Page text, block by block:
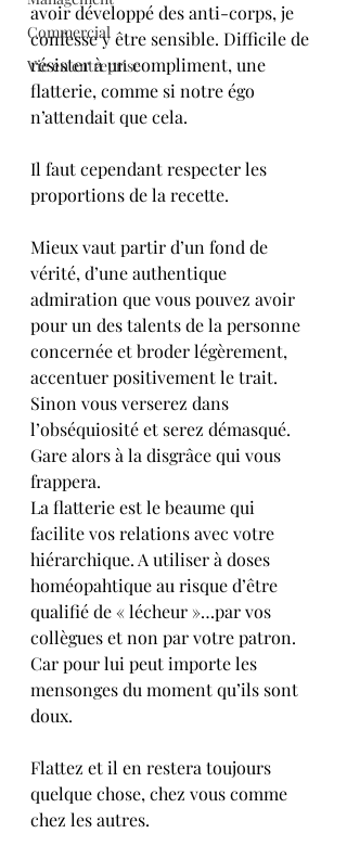
Commercial
Vie en entreprise
avoir développé des anti-corps, je
confesse y être sensible. Difficile de
résister à un compliment, une
flatterie, comme si notre égo
n’attendait que cela.
Il faut cependant respecter les
proportions de la recette.
Mieux vaut partir d’un fond de
vérité, d’une authentique
admiration que vous pouvez avoir
pour un des talents de la personne
concernée et broder légèrement,
accentuer positivement le trait.
Sinon vous verserez dans
l’obséquiosité et serez démasqué.
Gare alors à la disgrâce qui vous
frappera.
La flatterie est le beaume qui
facilite vos relations avec votre
hiérarchique. A utiliser à doses
homéopahtique au risque d’être
qualifié de « lécheur »…par vos
collègues et non par votre patron.
Car pour lui peut importe les
mensonges du moment qu’ils sont
doux.
Flattez et il en restera toujours
quelque chose, chez vous comme
chez les autres.